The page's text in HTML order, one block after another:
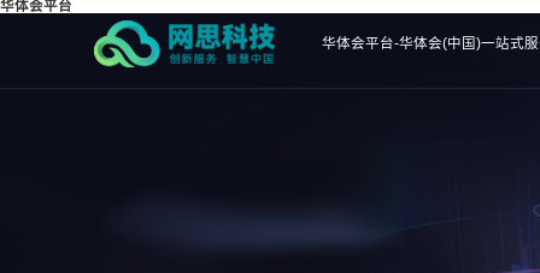
华体会平台
华体会平台-华体会(中国)一站式